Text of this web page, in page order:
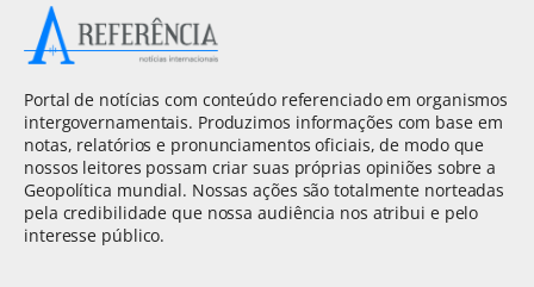
Portal de notícias com conteúdo referenciado em organismos
intergovernamentais. Produzimos informações com base em
notas, relatórios e pronunciamentos oficiais, de modo que
nossos leitores possam criar suas próprias opiniões sobre a
Geopolítica mundial. Nossas ações são totalmente norteadas
pela credibilidade que nossa audiência nos atribui e pelo
interesse público.